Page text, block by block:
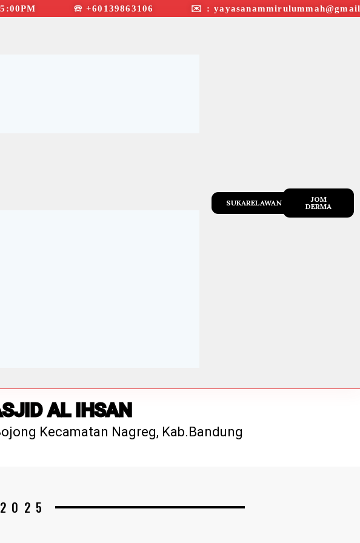
- 5:00PM ☏ +60139863106 ✉︎ :
SUKARELAWAN
JOM
DERMA
AL IHSAN
Kecamatan Nagreg, Kab.Bandung